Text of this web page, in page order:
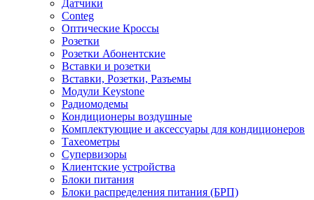
Датчики
Conteg
Оптические Кроссы
Розетки
Розетки Абонентские
Вставки и розетки
Вставки, Розетки, Разъемы
Модули Keystone
Радиомодемы
Кондиционеры воздушные
Комплектующие и аксессуары для кондиционеров
Тахеометры
Супервизоры
Клиентские устройства
Блоки питания
Блоки распределения питания (БРП)